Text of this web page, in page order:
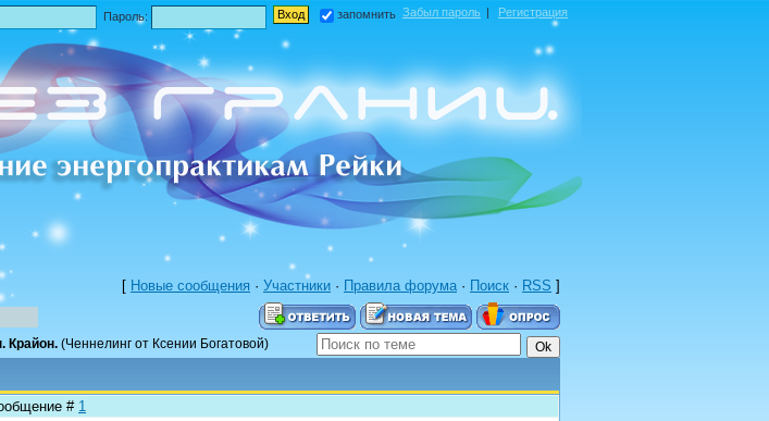
Пароль: запомнить Забыл пароль | Регистрация
[ Новые сообщения · Участники · Правила форума · Поиск · RSS ]
Крайон. (Ченнелинг от Ксении Богатовой)
# 1